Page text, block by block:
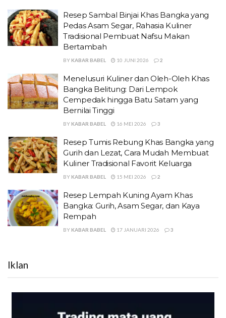
Resep Sambal Binjai Khas Bangka yang
Pedas Asam Segar, Rahasia Kuliner
Tradisional Pembuat Nafsu Makan
Bertambah
BY KABAR BABEL 10 JUNI 2026 2
Menelusuri Kuliner dan Oleh-Oleh Khas
Bangka Belitung: Dari Lempok
Cempedak hingga Batu Satam yang
Bernilai Tinggi
BY KABAR BABEL 16 MEI 2026 3
Resep Tumis Rebung Khas Bangka yang
Gurih dan Lezat, Cara Mudah Membuat
Kuliner Tradisional Favorit Keluarga
BY KABAR BABEL 15 MEI 2026 2
Resep Lempah Kuning Ayam Khas
Bangka: Gurih, Asam Segar, dan Kaya
Rempah
BY KABAR BABEL 17 JANUARI 2026 3
Iklan